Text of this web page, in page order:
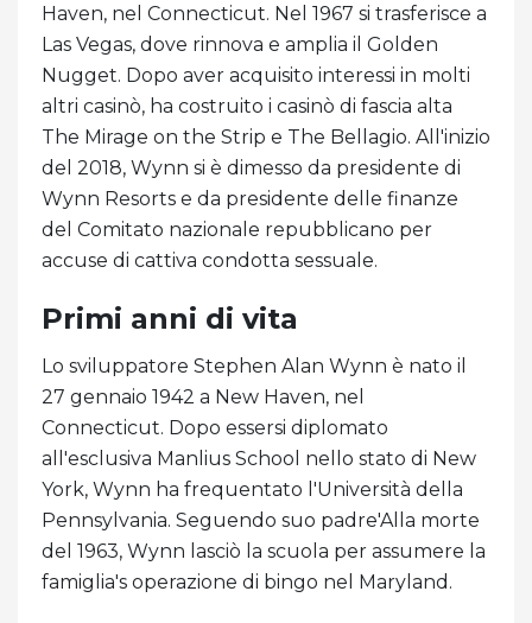
Haven, nel Connecticut. Nel 1967 si trasferisce a
Las Vegas, dove rinnova e amplia il Golden
Nugget. Dopo aver acquisito interessi in molti
altri casinò, ha costruito i casinò di fascia alta
The Mirage on the Strip e The Bellagio. All'inizio
del 2018, Wynn si è dimesso da presidente di
Wynn Resorts e da presidente delle finanze
del Comitato nazionale repubblicano per
accuse di cattiva condotta sessuale.
Primi anni di vita
Lo sviluppatore Stephen Alan Wynn è nato il
27 gennaio 1942 a New Haven, nel
Connecticut. Dopo essersi diplomato
all'esclusiva Manlius School nello stato di New
York, Wynn ha frequentato l'Università della
Pennsylvania. Seguendo suo padre'Alla morte
del 1963, Wynn lasciò la scuola per assumere la
famiglia's operazione di bingo nel Maryland.